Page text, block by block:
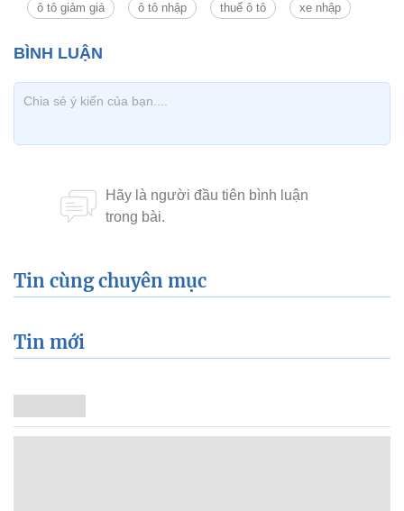
ô tô giảm giá ô tô nhập thuế ô tô xe nhập
Tin cùng chuyên mục
Tin mới